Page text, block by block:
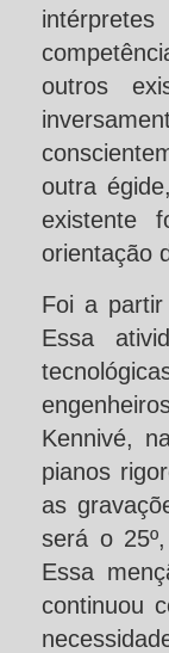
outros
outra
existente
orientação
Foi a
Essa
Kennivé,
pianos
as
será o
Essa
continuou